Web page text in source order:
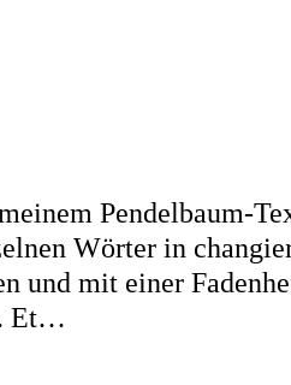
Pendelbaum-
Wörter in
und mit einer
Et…